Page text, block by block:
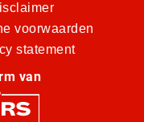
voorwaarden
statement
van